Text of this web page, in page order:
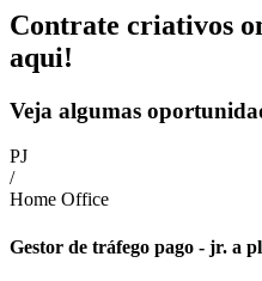
Contrate criativos
aqui!
Veja algumas
PJ
/
Home Office
Gestor de tráfego pago - jr. a